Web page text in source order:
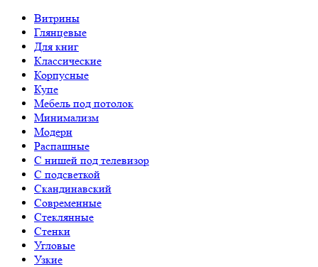
Витрины
Глянцевые
Для книг
Классические
Корпусные
Купе
Мебель под потолок
Минимализм
Модерн
Распашные
С нишей под телевизор
С подсветкой
Скандинавский
Современные
Стеклянные
Стенки
Угловые
Узкие